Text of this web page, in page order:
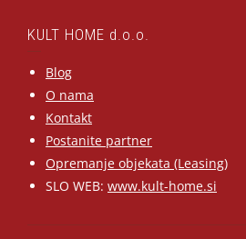
KULT HOME d.o.o.
Blog
O nama
Kontakt
Postanite partner
Opremanje objekata (Leasing)
SLO WEB: www.kult-home.si